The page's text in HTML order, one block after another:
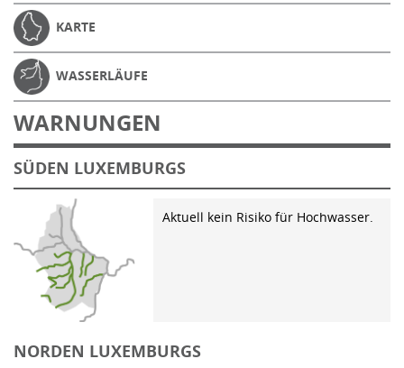
KARTE
WASSERLÄUFE
WARNUNGEN
SÜDEN LUXEMBURGS
Aktuell kein Risiko für Hochwasser.
NORDEN LUXEMBURGS